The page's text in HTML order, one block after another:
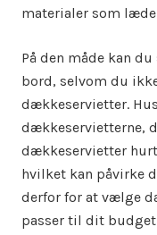
materialer som
På den måde kan
bord, selvom du
dækkeservietter.
dækkeservietterne,
dækkeservietter
hvilket kan påvirke
derfor for at vælge
passer til dit